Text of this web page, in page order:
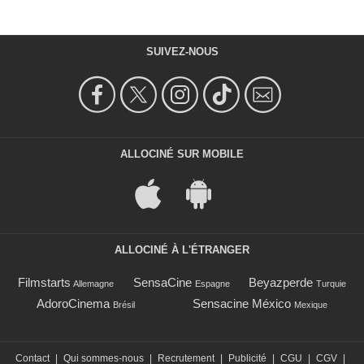
SUIVEZ-NOUS
ALLOCINÉ SUR MOBILE
ALLOCINÉ À L'ÉTRANGER
Filmstarts Allemagne SensaCine Espagne Beyazperde Turquie
AdoroCinema Brésil Sensacine México Mexique
Contact Qui sommes-nous Recrutement Publicité CGU CGV